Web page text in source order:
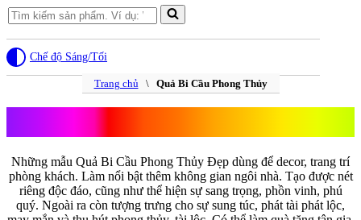
Search
for...
Chế độ Sáng/Tối
Trang chủ\ Quả Bi Cầu Phong Thủy
Những mẫu Quả Bi Cầu Phong Thủy Đẹp dùng để decor, trang trí
phòng khách. Làm nổi bật thêm không gian ngôi nhà. Tạo được nét
riêng độc đáo, cũng như thể hiện sự sang trọng, phồn vinh, phú
quý. Ngoài ra còn tượng trưng cho sự sung túc, phát tài phát lộc,